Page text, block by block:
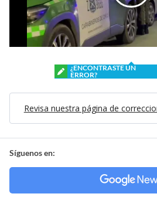
¿ENCONTRASTE UN
ERROR?
Revisa nuestra página de
Síguenos en: